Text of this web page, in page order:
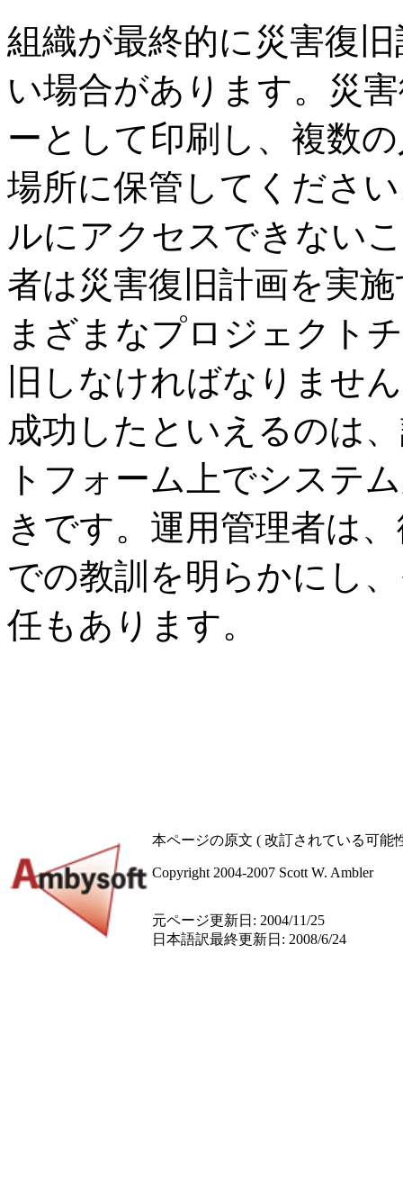
組織が最終的に災害復
い場合があります。災
ーとして印刷し、複数
場所に保管してくださ
ルにアクセスできない
者は災害復旧計画を実
まざまなプロジェクト
旧しなければなりませ
成功したといえるのは
トフォーム上でシステ
きです。運用管理者は
での教訓を明らかにし
任もあります。
本ページの原文 ( 改訂されている可能
Copyright 2004-2007 Scott W. Ambler
元ページ更新日: 2004/11/25
日本語訳最終更新日: 2008/6/24